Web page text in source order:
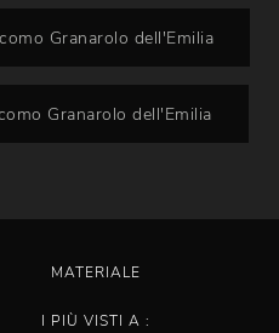
Granarolo dell'Emilia
Granarolo dell'Emilia
MATERIALE
I PIÙ VISTI A :